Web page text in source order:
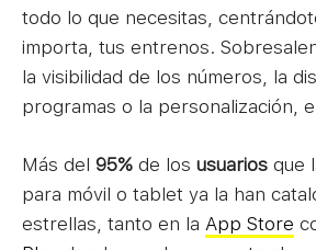
todo lo que necesitas,
importa, tus entrenos.
la visibilidad de los números, la
programas o la personalización,
Más del 95% de los usuarios que
para móvil o tablet ya la han
estrellas, tanto en la App Store